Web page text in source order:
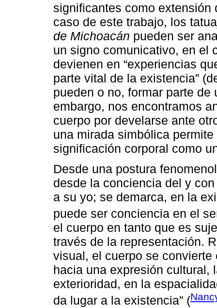
significantes como extensión
caso de este trabajo, los
de Michoacán pueden ser
un signo comunicativo, en el
devienen en “experiencias
parte vital de la existencia”
pueden o no, formar parte
embargo, nos encontramos
cuerpo por develarse ante
una mirada simbólica
significación corporal como
Desde una postura
desde la conciencia del y
a su yo; se demarca, en la
puede ser conciencia en el
el cuerpo en tanto que es
través de la representación.
visual, el cuerpo se
hacia una expresión cultural,
exterioridad, en la
da lugar a la existencia” (